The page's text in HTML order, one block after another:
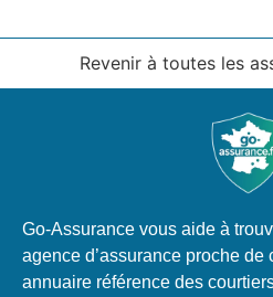
Revenir à toutes les
Go-Assurance vous aide à
agence d’assurance proche de
annuaire référence des